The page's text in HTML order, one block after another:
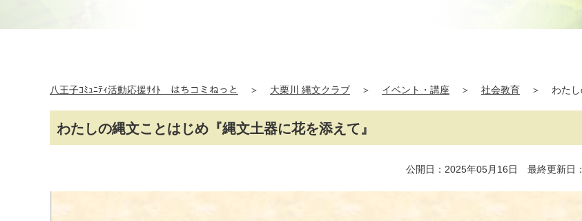
八王子ｺﾐｭﾆﾃｨ活動応援ｻｲﾄ はちコミねっと ＞ 大栗川 縄文クラブ ＞ イベント・講座 ＞ 社会教育 ＞ わた
わたしの縄文ことはじめ『縄文土器に花を添えて』
公開日：2025年05月16日 最終更新日